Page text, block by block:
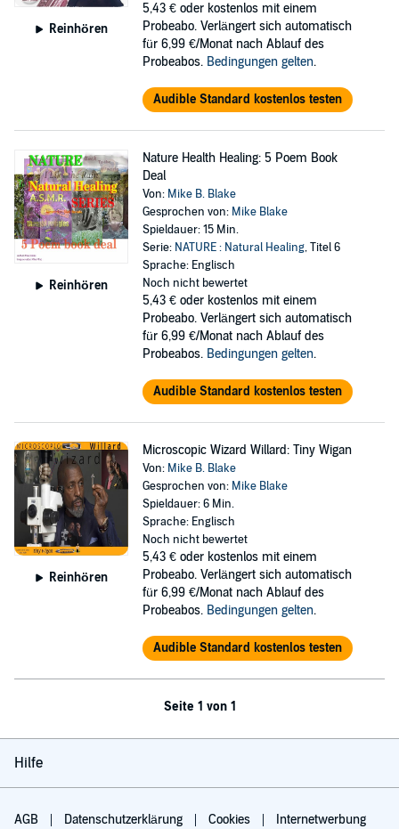
Reinhören
5,43 € oder kostenlos mit einem
Probeabo. Verlängert sich automatisch
für 6,99 €/Monat nach Ablauf des
Probeabos. Bedingungen gelten.
Audible Standard kostenlos testen
Reinhören
Nature Health Healing: 5 Poem Book
Deal
Von: Mike B. Blake
Gesprochen von: Mike Blake
Spieldauer: 15 Min.
Serie: NATURE : Natural Healing, Titel 6
Sprache: Englisch
Noch nicht bewertet
5,43 € oder kostenlos mit einem
Probeabo. Verlängert sich automatisch
für 6,99 €/Monat nach Ablauf des
Probeabos. Bedingungen gelten.
Audible Standard kostenlos testen
Reinhören
Microscopic Wizard Willard: Tiny Wigan
Von: Mike B. Blake
Gesprochen von: Mike Blake
Spieldauer: 6 Min.
Sprache: Englisch
Noch nicht bewertet
5,43 € oder kostenlos mit einem
Probeabo. Verlängert sich automatisch
für 6,99 €/Monat nach Ablauf des
Probeabos. Bedingungen gelten.
Audible Standard kostenlos testen
Seite 1 von 1
Hilfe
AGB Datenschutzerklärung Cookies Internetwerbung